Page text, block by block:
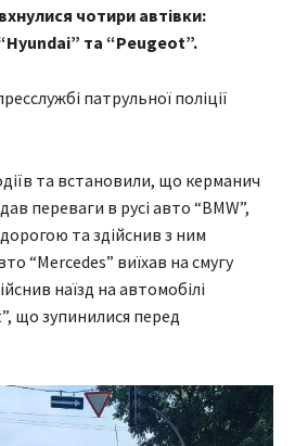
чотири автівки:
та “Peugeot”.
патрульної поліції
та встановили, що керманич
переваги в русі авто “BMW”,
та здійснив з ним
“Mercedes” виїхав на смугу
наїзд на автомобілі
що зупинилися перед